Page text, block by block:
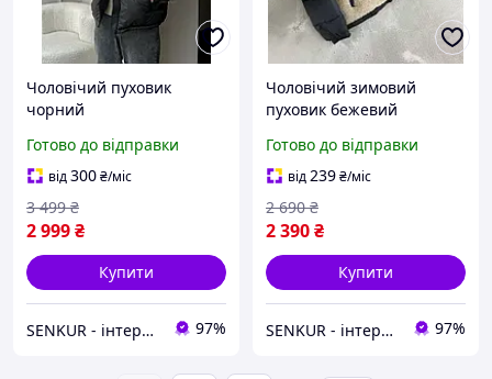
Чоловічий пуховик
чорний
Готово до відправки
від300₴/міс
2 999₴
3 499 ₴
Купити
SENKUR - інтернет-магазин одягу, взуття, аксесуарів 97%
Чоловічий зимовий
пуховик бежевий
Готово до відправки
від239₴/міс
2 390₴
2 690 ₴
Купити
SENKUR - інтернет-магазин одягу, взуття, аксесуарів 97%